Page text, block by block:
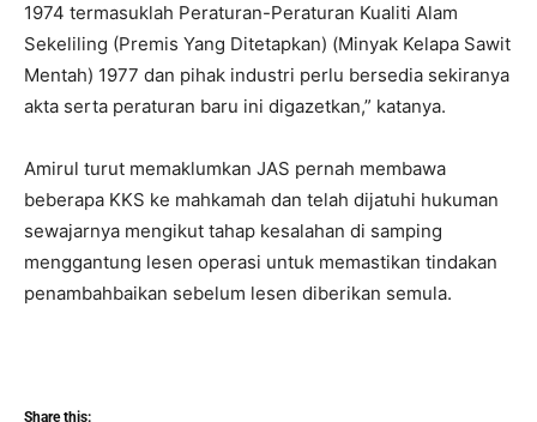
1974 termasuklah Peraturan-Peraturan Kualiti Alam
Sekeliling (Premis Yang Ditetapkan) (Minyak Kelapa Sawit
Mentah) 1977 dan pihak industri perlu bersedia sekiranya
akta serta peraturan baru ini digazetkan,” katanya.
Amirul turut memaklumkan JAS pernah membawa
beberapa KKS ke mahkamah dan telah dijatuhi hukuman
sewajarnya mengikut tahap kesalahan di samping
menggantung lesen operasi untuk memastikan tindakan
penambahbaikan sebelum lesen diberikan semula.
Share this: